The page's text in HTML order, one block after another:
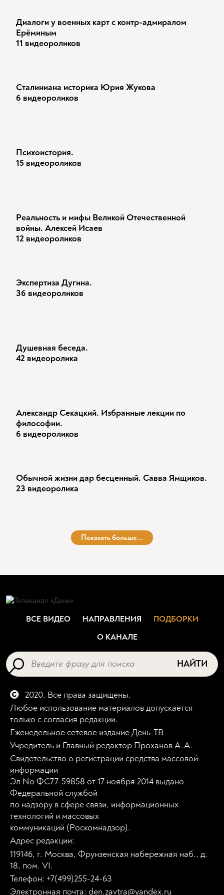
Диалоги у военных карт с контр-адмиралом
Ерёминым
11 видеороликов
Сталиниана историка Юрия Жукова
6 видеороликов
Психоистория.
15 видеороликов
Реальность и мифы Великой Отечественной
войны. Алексей Исаев
12 видеороликов
Экспертиза Дугина.
36 видеороликов
Душевная беседа.
42 видеоролика
Александр Секацкий. Избранные лекции по
философии.
6 видеороликов
Обычной жизни дар бесценный. Савва Ямщиков.
23 видеоролика
Показать больше...
ВСЕ ВИДЕО НАПРАВЛЕНИЯ
ПОДБОРКИ
О КАНАЛЕ
НАЙТИ
2020. Все права защищены.
Любое использование материалов допускается
только с согласия редакции.
Еженедельное сетевое издание День-ТВ
Учредитель и Главный редактор Проханов А.А.
Свидетельство о регистрации средства массовой
информации
Эл No ФС77-59858 от 17 ноября 2014 выдано
Федеральной службой
по надзору в сфере связи, информационных
технологий и массовых
коммуникаций (Роскомнадзор).
Адрес редакции:
119146, г. Москва, Фрунзенская набережная наб., д.
18, пом. VI.
Телефон: +7(499)255-24-63
Электронная почта: den.zavtra@yandex.ru